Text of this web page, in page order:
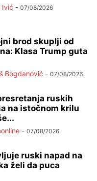
Ivić - 07/08/2026
brod skuplji od
Klasa Trump guta
Bogdanović - 07/08/2026
ruskih
na istočnom krilu
- 07/08/2026
ruski napad na
želi da puca